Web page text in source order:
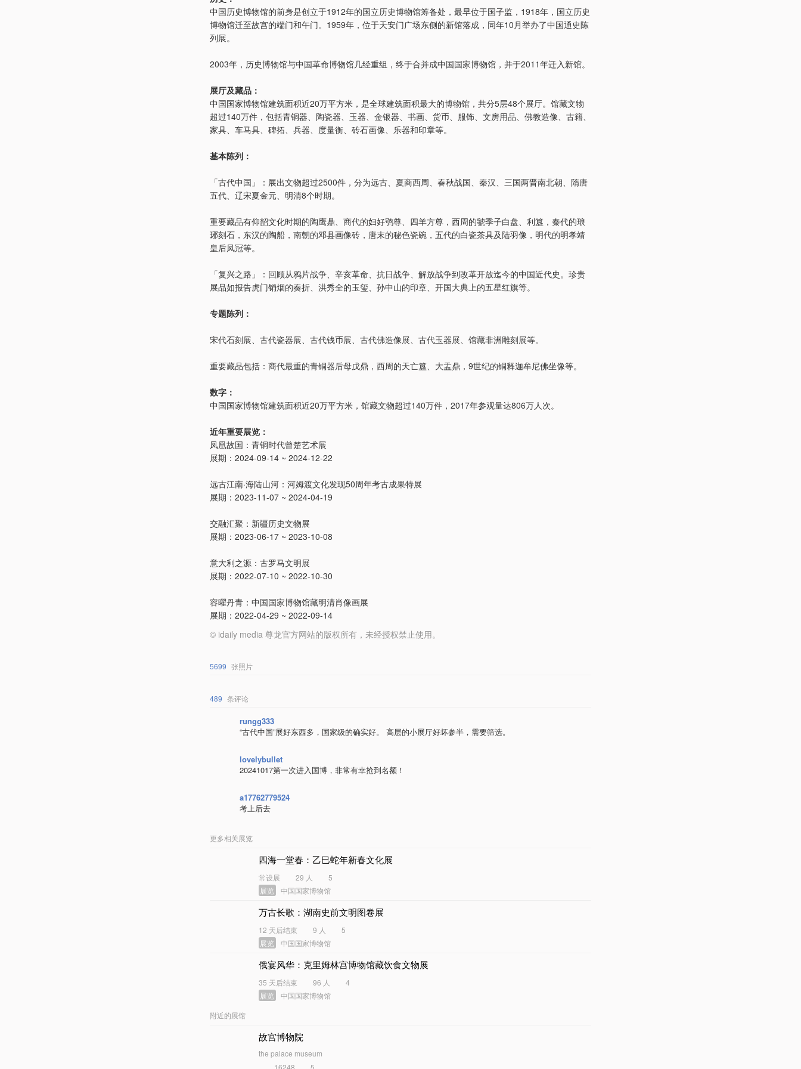
中国历史博物馆的前身是创立于1912年的国立历史博物馆筹备处，最早位于国子监，1918年，国立历史
博物馆迁至故宫的端门和午门。1959年，位于天安门广场东侧的新馆落成，同年10月举办了中国通史陈
列展。
2003年，历史博物馆与中国革命博物馆几经重组，终于合并成中国国家博物馆，并于2011年迁入新馆。
展厅及藏品：
中国国家博物馆建筑面积近20万平方米，是全球建筑面积最大的博物馆，共分5层48个展厅。馆藏文物
超过140万件，包括青铜器、陶瓷器、玉器、金银器、书画、货币、服饰、文房用品、佛教造像、古籍、
家具、车马具、碑拓、兵器、度量衡、砖石画像、乐器和印章等。
基本陈列：
「古代中国」：展出文物超过2500件，分为远古、夏商西周、春秋战国、秦汉、三国两晋南北朝、隋唐
五代、辽宋夏金元、明清8个时期。
重要藏品有仰韶文化时期的陶鹰鼎、商代的妇好鸮尊、四羊方尊，西周的虢季子白盘、利簋，秦代的琅
琊刻石，东汉的陶船，南朝的邓县画像砖，唐末的秘色瓷碗，五代的白瓷茶具及陆羽像，明代的明孝靖
皇后凤冠等。
「复兴之路」：回顾从鸦片战争、辛亥革命、抗日战争、解放战争到改革开放迄今的中国近代史。珍贵
展品如报告虎门销烟的奏折、洪秀全的玉玺、孙中山的印章、开国大典上的五星红旗等。
专题陈列：
宋代石刻展、古代瓷器展、古代钱币展、古代佛造像展、古代玉器展、馆藏非洲雕刻展等。
重要藏品包括：商代最重的青铜器后母戊鼎，西周的天亡簋、大盂鼎，9世纪的铜释迦牟尼佛坐像等。
数字：
中国国家博物馆建筑面积近20万平方米，馆藏文物超过140万件，2017年参观量达806万人次。
近年重要展览：
凤凰故国：青铜时代曾楚艺术展
展期：2024-09-14 ~ 2024-12-22
远古江南·海陆山河：河姆渡文化发现50周年考古成果特展
展期：2023-11-07 ~ 2024-04-19
交融汇聚：新疆历史文物展
展期：2023-06-17 ~ 2023-10-08
意大利之源：古罗马文明展
展期：2022-07-10 ~ 2022-10-30
容曜丹青：中国国家博物馆藏明清肖像画展
展期：2022-04-29 ~ 2022-09-14
© idaily media 尊龙官方网站的版权所有，未经授权禁止使用。
5699 张照片
489 条评论
rungg333
“古代中国”展好东西多，国家级的确实好。 高层的小展厅好坏参半，需要筛选。
lovelybullet
20241017第一次进入国博，非常有幸抢到名额！
a17762779524
考上后去
更多相关展览
四海一堂春：乙巳蛇年新春文化展
常设展 29 人
5
展览
中国国家博物馆
万古长歌：湖南史前文明图卷展
12 天后结束 9 人
5
展览
中国国家博物馆
俄宴风华：克里姆林宫博物馆藏饮食文物展
35 天后结束 96 人
4
展览
中国国家博物馆
附近的展馆
故宫博物院
the palace museum
16248
5